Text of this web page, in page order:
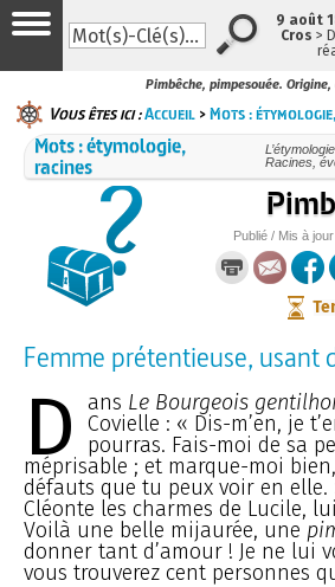
Pimbêche, pimpesouée.
Vous êtes ici :Accueil >Mots :
Mots : étymologie,
racines
Racines,
Publié / Mis à
Femme prétentieuse, usant
D ans Le Bourgeois
Covielle : « Dis-m’en, je
pourras. Fais-moi de sa
méprisable ; et marque-moi
défauts que tu peux voir en
Cléonte les charmes de Lucile,
Voilà une belle mijaurée, une
donner tant d’amour ! Je ne lui
vous trouverez cent personnes
9 août
Cros >